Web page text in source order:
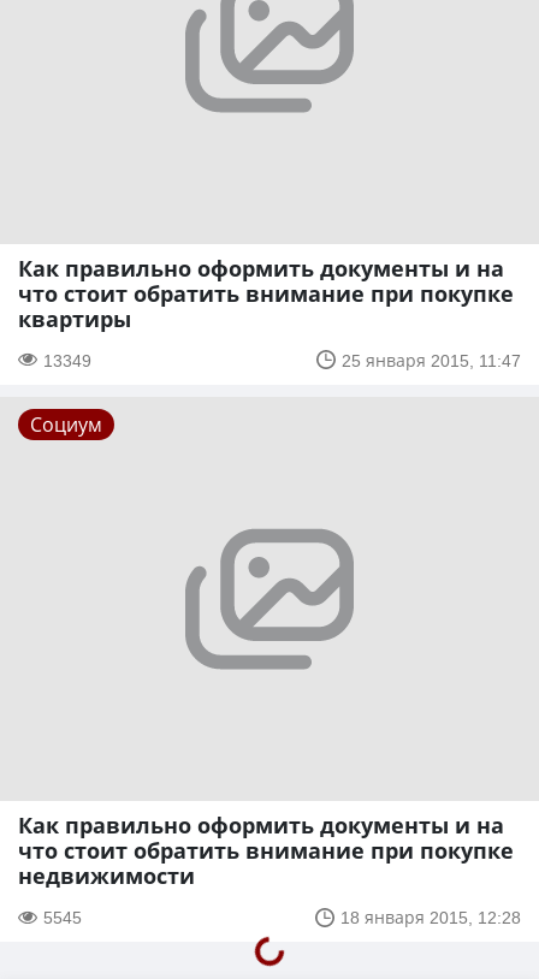
Как правильно оформить документы и на
что стоит обратить внимание при покупке
квартиры
13349 25 января 2015, 11:47
Социум
Как правильно оформить документы и на
что стоит обратить внимание при покупке
недвижимости
5545 18 января 2015, 12:28